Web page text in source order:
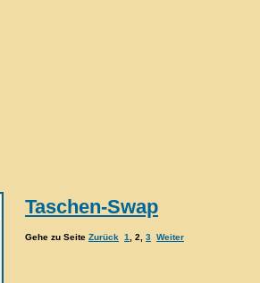
Taschen-Swap
Gehe zu Seite Zurück 1 2 3 Weiter